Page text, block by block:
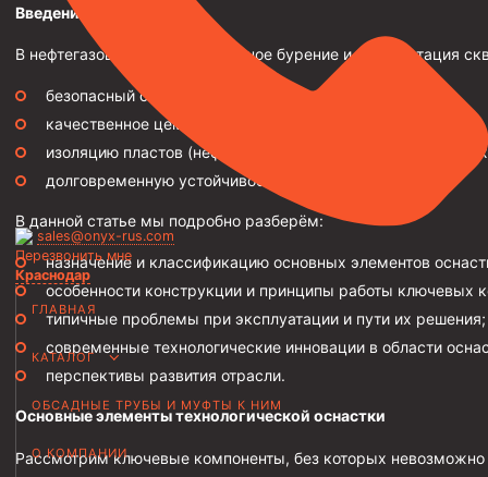
sales@onyx-rus.com
Перезвонить мне
Краснодар
ГЛАВНАЯ
КАТАЛОГ
ОБСАДНЫЕ ТРУБЫ И МУФТЫ К НИМ
О КОМПАНИИ
Трубы НКТ ТУ 14-3Р-138-2014
Трубы НКТ ТУ 14-3Р-121-2011
Трубы НКТ ТУ 14-161-232-2008
Трубы НКТ ТУ 39-0147016-97-99
Трубы НКТ ТУ 14-3-1534-87
Трубы НКТ ТУ 14-161-237-2018
Трубы НКТ ТУ 14-161-237-2018
Трубы НКТ ГОСТ 633-80
Муфты для насосно-компрессорных труб
Муфта НКТ 114
Муфта НКТ 102
Введение
В нефтегазовой отрасли успешное бурение и эксплуатация
безопасный спуск колонны в ствол скважины;
качественное цементирование;
изоляцию пластов (нефтеносных, газоносных,
долговременную устойчивость стенок скважины.
В данной статье мы подробно разберём:
назначение и классификацию основных элементов
особенности конструкции и принципы работы ключевых
типичные проблемы при эксплуатации и пути их решения;
современные технологические инновации в области
перспективы развития отрасли.
Основные элементы технологической оснастки
Рассмотрим ключевые компоненты, без которых